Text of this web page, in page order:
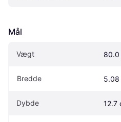
Mål
Vægt 80.0
Bredde 5.08
Dybde 12.7